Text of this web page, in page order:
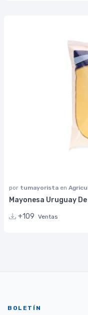
por tumayorista en
Mayonesa Uruguay
+109 Ventas
BOLETÍN